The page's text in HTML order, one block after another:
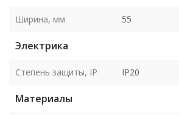
Ширина, мм 55
Электрика
Степень защиты, IP IP20
Материалы